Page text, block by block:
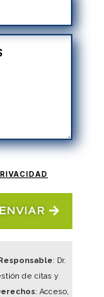
ENVIAR
: Dr.
de citas y
: Acceso,